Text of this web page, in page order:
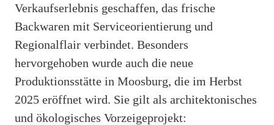
Verkaufserlebnis geschaffen, das frische
Backwaren mit Serviceorientierung und
Regionalflair verbindet. Besonders
hervorgehoben wurde auch die neue
Produktionsstätte in Moosburg, die im Herbst
2025 eröffnet wird. Sie gilt als architektonisches
und ökologisches Vorzeigeprojekt: